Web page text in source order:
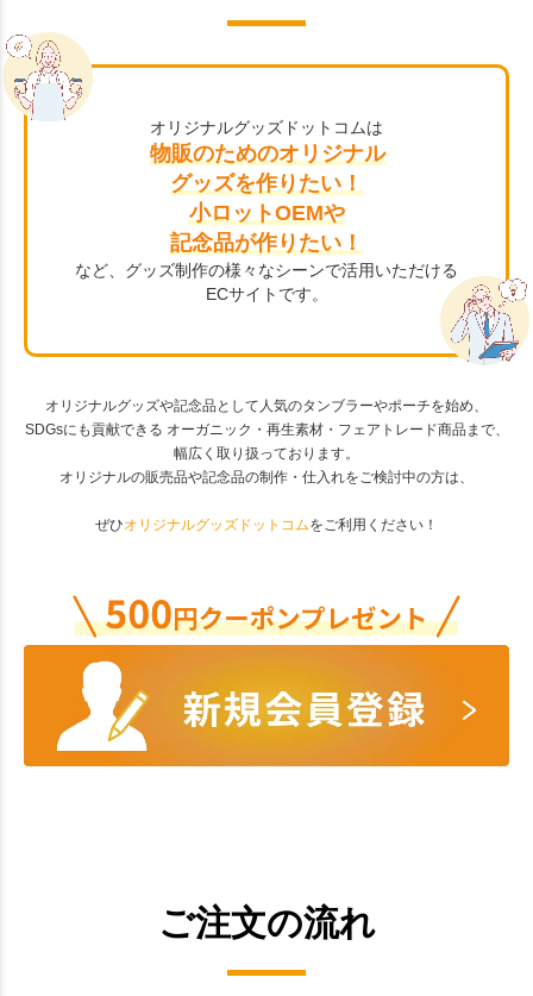
オリジナルグッズドットコムは
物販のためのオリジナル
グッズを作りたい！
小ロットOEMや
記念品が作りたい！
など、グッズ制作の様々なシーンで活用いただける
ECサイトです。
オリジナルグッズや記念品として人気のタンブラーやポーチを始め、
SDGsにも貢献できる オーガニック・再生素材・フェアトレード商品まで、
幅広く取り扱っております。
オリジナルの販売品や記念品の制作・仕入れをご検討中の方は、
ぜひオリジナルグッズドットコムをご利用ください！
ご注文の流れ